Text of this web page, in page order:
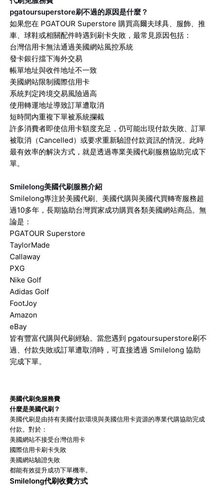
pgatoursuperstore刷不過的原因是什麼？
如果您在 PGATOUR Superstore 購買高爾夫球具、服飾、推
車、球鞋或相關配件時遇到刷卡失敗，最常見原因包括：
台灣信用卡無法通過美國網站風控系統
發卡銀行擋下海外交易
帳單地址與收件地址不一致
美國網站限制國際信用卡
系統判定跨境交易風險過高
使用轉運地址導致訂單遭取消
短時間內重複下單被系統攔截
許多消費者即使信用卡額度充足，仍可能出現付款失敗、訂單
被取消（Cancelled）或要求重新驗證付款資訊的情況。 此時
最有效率的解決方式，就是透過專業美國代刷服務協助完成下
單。
Smilelong美國代刷服務介紹
Smilelong專注於美國代刷、美國代購與美國代買轉寄服務超
過10多年，長期協助台灣買家成功購買各類美國網站商品。 無
論是：
PGATOUR Superstore
TaylorMade
Callaway
PXG
Nike Golf
Adidas Golf
FootJoy
Amazon
eBay
皆有豐富代購與代刷經驗。 當您遇到 pgatoursuperstore刷不
過、付款失敗或訂單遭取消時，可直接透過 Smilelong 協助
完成下單。
美國代刷免服務費
什麼是美國代刷？
美國代刷是由持有美國付款環境與美國信用卡資源的專業代購協助完成
付款。對於：
美國網站不接受台灣信用卡
國際信用卡刷卡失敗
美國網站驗證失敗
都能有效提升成功下單機率。
Smilelong代刷收費方式